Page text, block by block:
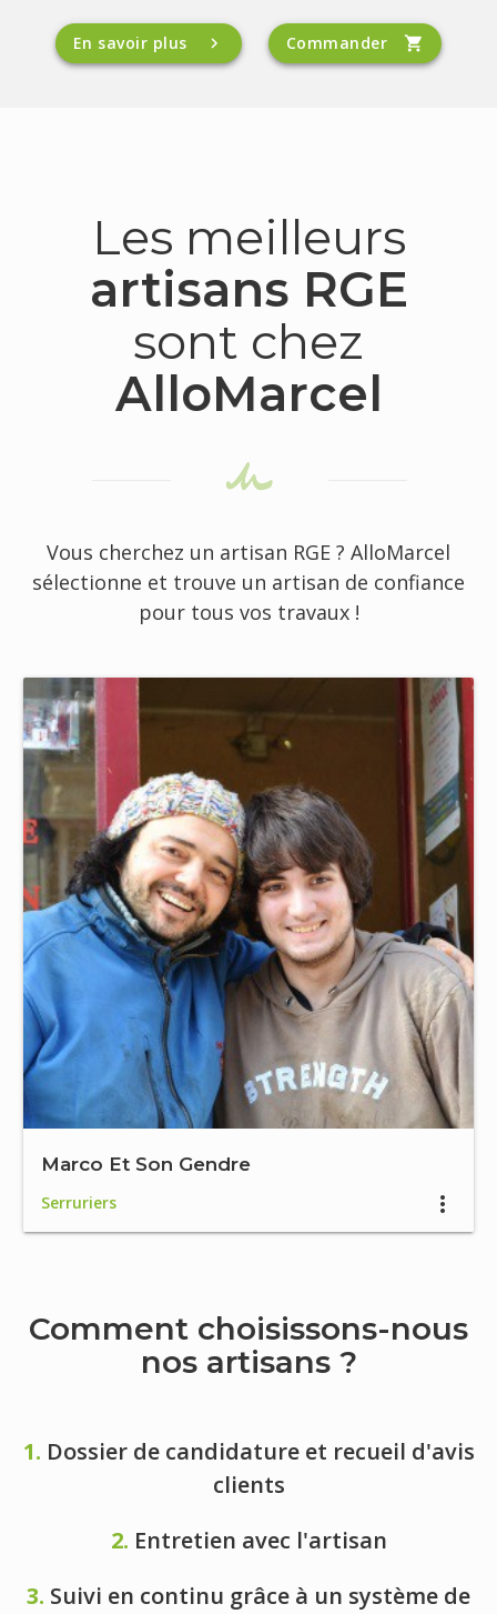
En savoir plus Commander
Les meilleurs
artisans RGE
sont chez
AlloMarcel
Vous cherchez un artisan RGE ? AlloMarcel
sélectionne et trouve un artisan de confiance
pour tous vos travaux !
Marco Et Son Gendre
Serruriers
Comment choisissons-nous
nos artisans ?
1. Dossier de candidature et recueil d'avis
clients
2. Entretien avec l'artisan
3. Suivi en continu grâce à un système de